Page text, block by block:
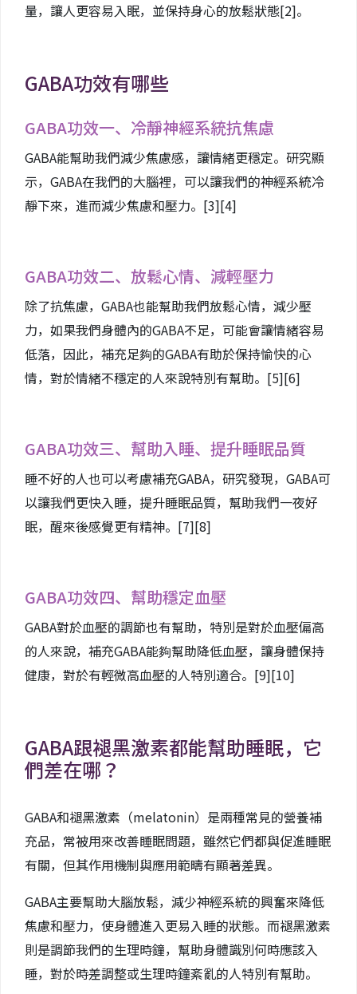
量，讓人更容易入眠，並保持身心的放鬆狀態[2]。
GABA功效有哪些
GABA功效一、冷靜神經系統抗焦慮
GABA能幫助我們減少焦慮感，讓情緒更穩定。研究顯
示，GABA在我們的大腦裡，可以讓我們的神經系統冷
靜下來，進而減少焦慮和壓力。 [3][4]
GABA功效二、放鬆心情、減輕壓力
除了抗焦慮，GABA也能幫助我們放鬆心情，減少壓
力，如果我們身體內的GABA不足，可能會讓情緒容易
低落，因此，補充足夠的GABA有助於保持愉快的心
情，對於情緒不穩定的人來說特別有幫助。 [5][6]
GABA功效三、幫助入睡、提升睡眠品質
睡不好的人也可以考慮補充GABA，研究發現，GABA可
以讓我們更快入睡，提升睡眠品質，幫助我們一夜好
眠，醒來後感覺更有精神。 [7][8]
GABA功效四、幫助穩定血壓
GABA對於血壓的調節也有幫助，特別是對於血壓偏高
的人來說，補充GABA能夠幫助降低血壓，讓身體保持
健康，對於有輕微高血壓的人特別適合。 [9][10]
GABA跟褪黑激素都能幫助睡眠，它
們差在哪？
GABA和褪黑激素（melatonin）是兩種常見的營養補
充品，常被用來改善睡眠問題，雖然它們都與促進睡眠
有關，但其作用機制與應用範疇有顯著差異。
GABA主要幫助大腦放鬆，減少神經系統的興奮來降低
焦慮和壓力，使身體進入更易入睡的狀態。而褪黑激素
則是調節我們的生理時鐘，幫助身體識別何時應該入
睡，對於時差調整或生理時鐘紊亂的人特別有幫助。